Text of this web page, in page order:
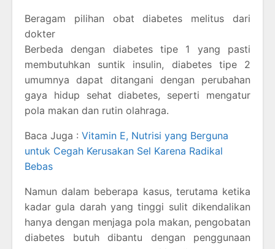
Beragam pilihan obat diabetes melitus dari
dokter
Berbeda dengan diabetes tipe 1 yang pasti
membutuhkan suntik insulin, diabetes tipe 2
umumnya dapat ditangani dengan perubahan
gaya hidup sehat diabetes, seperti mengatur
pola makan dan rutin olahraga.
Baca Juga : Vitamin E, Nutrisi yang Berguna
untuk Cegah Kerusakan Sel Karena Radikal
Bebas
Namun dalam beberapa kasus, terutama ketika
kadar gula darah yang tinggi sulit dikendalikan
hanya dengan menjaga pola makan, pengobatan
diabetes butuh dibantu dengan penggunaan